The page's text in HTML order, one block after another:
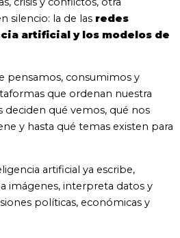
silencio: la de las redes
artificial y los modelos de
pensamos, consumimos y
que ordenan nuestra
deciden qué vemos, qué nos
y hasta qué temas existen para
artificial ya escribe,
imágenes, interpreta datos y
políticas, económicas y